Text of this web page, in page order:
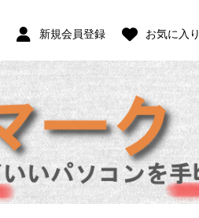
新規会員登録 お気に入り